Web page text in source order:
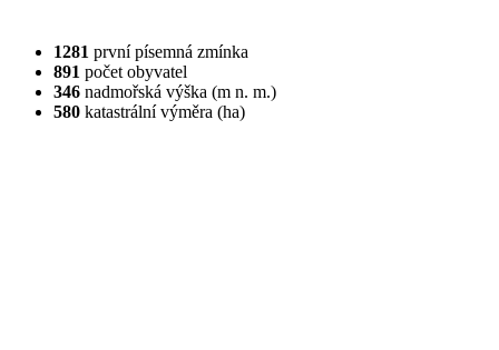
1281 první písemná zmínka
891 počet obyvatel
346 nadmořská výška (m n. m.)
580 katastrální výměra (ha)